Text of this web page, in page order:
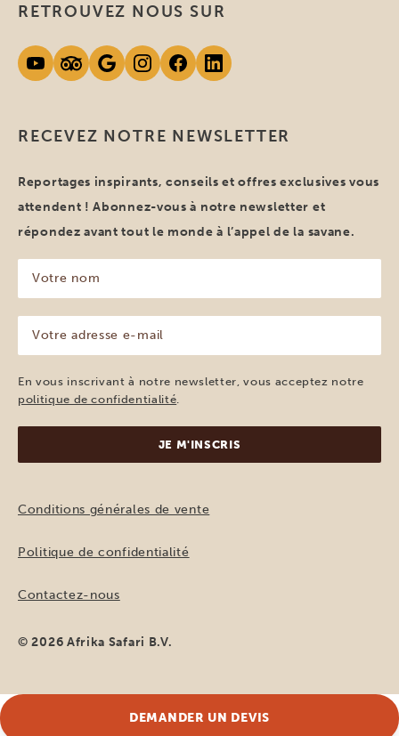
RECEVEZ NOTRE NEWSLETTER
Reportages inspirants, conseils et offres exclusives vous
attendent ! Abonnez-vous à notre newsletter et
répondez avant tout le monde à l’appel de la savane.
nom
(Nécessaire)
adresse
e-
mail
(Nécessaire)
En vous inscrivant à notre newsletter, vous acceptez notre
politique de confidentialité.
RETROUVEZ NOUS SUR
Conditions générales de vente
Politique de confidentialité
Contactez-nous
© 2026 Afrika Safari B.V.
DEMANDER UN DEVIS